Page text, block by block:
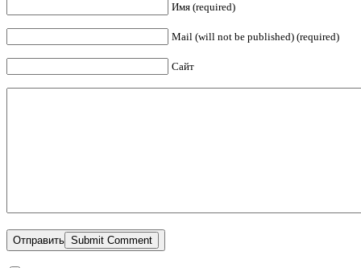
Имя (required)
Mail (will not be published) (required)
Сайт
Отправить